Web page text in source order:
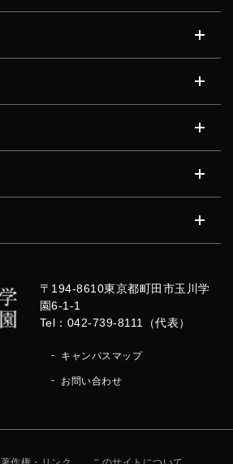
〒194-8610東京都町田市玉川学
園6-1-1
Tel：042-739-8111（代表）
キャンパスマップ
お問い合わせ